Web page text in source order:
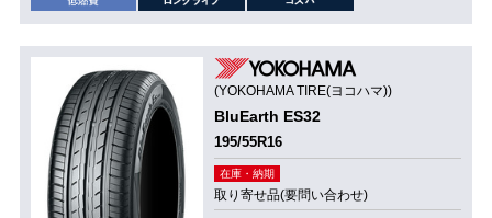
(YOKOHAMA TIRE(ヨコハマ))
BluEarth ES32
195/55R16
在庫・納期
取り寄せ品(要問い合わせ)